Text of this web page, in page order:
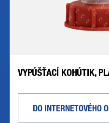
VYPÚŠŤACÍ KOHÚTIK,
DO INTERNETOVÉHO